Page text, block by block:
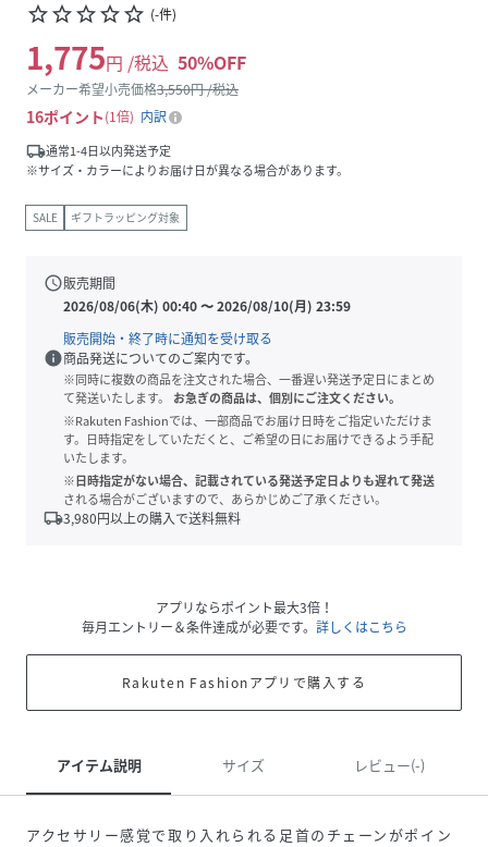
star_borderstar_borderstar_borderstar_borderstar_border (-件)
1,775円 /税込 50%OFF
メーカー希望小売価格3,550円 /税込
16ポイント 1倍
内訳
local_shipping通常1-4日以内発送予定
※サイズ・カラーによりお届け日が異なる場合があります。
SALE ギフトラッピング対象
schedule販売期間
2026/08/06(木) 00:40〜2026/08/10(月) 23:59
販売開始・終了時に通知を受け取る
info商品発送についてのご案内です。
※同時に複数の商品を注文された場合、一番遅い発送予定日にまとめ
て発送いたします。
お急ぎの商品は、個別にご注文ください。
※Rakuten Fashionでは、一部商品でお届け日時をご指定いただけま
す。日時指定をしていただくと、ご希望の日にお届けできるよう手配
いたします。
※日時指定がない場合、記載されている発送予定日よりも遅れて発送
される場合がございますので、あらかじめご了承ください。
local_shipping3,980円以上の購入で送料無料
アプリならポイント最大3倍！
毎月エントリー＆条件達成が必要です。 詳しくはこちら
Rakuten Fashionアプリで購入する
アイテム説明 サイズ レビュー(-)
アクセサリー感覚で取り入れられる足首のチェーンがポイン